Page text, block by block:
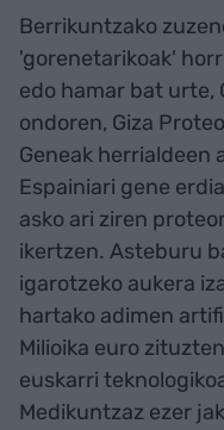
Berrikuntzako
'gorenetarikoak'
edo hamar bat urte,
ondoren, Giza
Geneak herrialdeen
Espainiari gene
asko ari ziren
ikertzen. Asteburu
igarotzeko aukera
hartako adimen
Milioika euro
euskarri
Medikuntzaz ezer